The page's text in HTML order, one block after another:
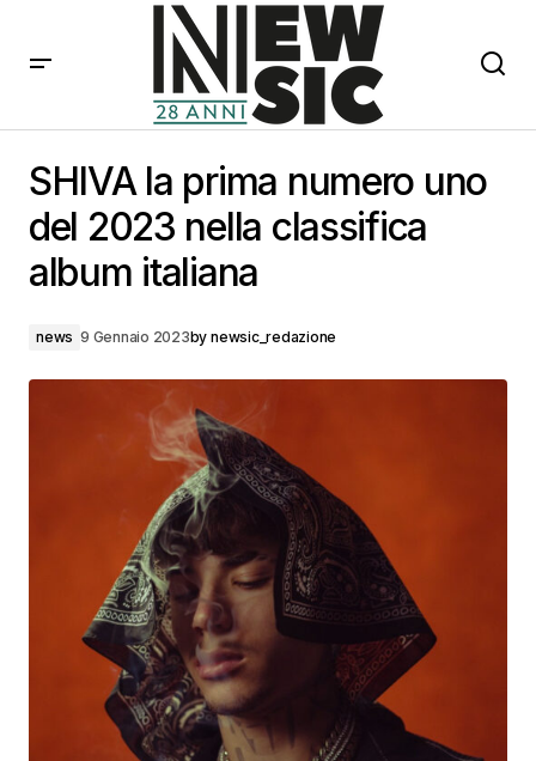
album italiana
SHIVA la prima numero uno
del 2023 nella classifica
album italiana
news 9 Gennaio 2023by newsic_redazione